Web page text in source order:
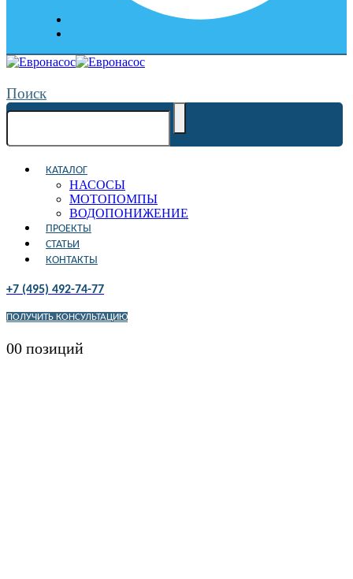
Поиск
КАТАЛОГ
НАСОСЫ
МОТОПОМПЫ
ВОДОПОНИЖЕНИЕ
ПРОЕКТЫ
СТАТЬИ
КОНТАКТЫ
+7 (495) 492-74-77
ПОЛУЧИТЬ КОНСУЛЬТАЦИЮ
00 позиций